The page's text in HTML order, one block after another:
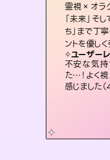
霊視×オラ
「未来」そ
ち」まで丁
ントを優しく
ユーザー
不安な気
た…！よく
感じました
3,700
占術「
かう道
体的な
ユー
複雑な
いただ
た（50
い
と
ら
し